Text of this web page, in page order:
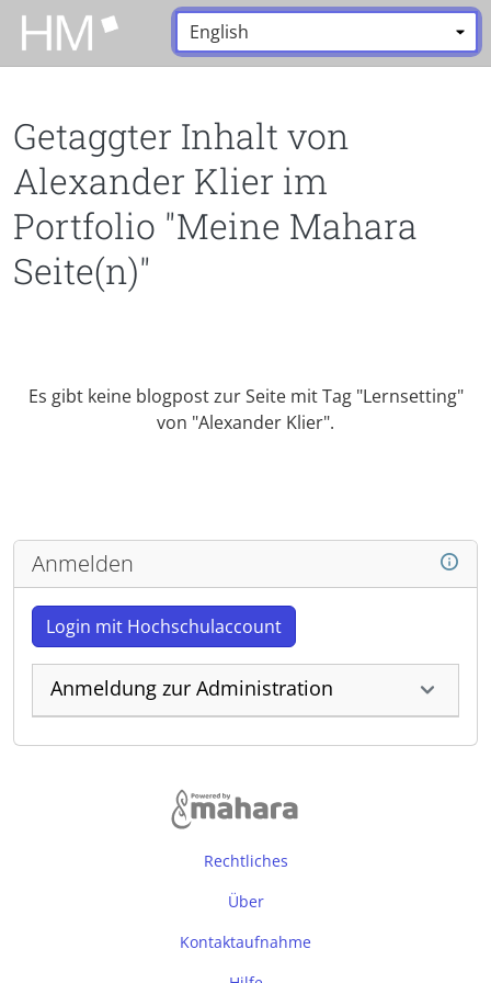
Zum Hauptinhalt zurückspringen
Sprache:
Getaggter Inhalt von
Alexander Klier im
Portfolio "Meine Mahara
Seite(n)"
Es gibt keine blogpost zur Seite mit Tag "Lernsetting"
von "Alexander Klier".
Anmelden
Login mit Hochschulaccount
Anmeldung zur Administration
Rechtliches
Über
Kontaktaufnahme